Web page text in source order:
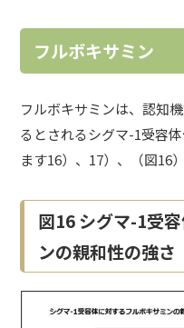
フルボキサミン
フルボキサミンは、認知
るとされるシグマ-1受容
ます16）、17）、（図16）
図16 シグマ-1受
ンの親和性の強さ